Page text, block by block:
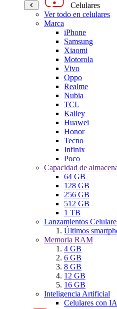
Celulares
Ver todo en celulares
Marca
iPhone
Samsung
Xiaomi
Motorola
Vivo
Oppo
Realme
Nubia
TCL
Kalley
Huawei
Honor
Tecno
Infinix
Poco
Capacidad de
64 GB
128 GB
256 GB
512 GB
1 TB
Lanzamientos
Últimos
Memoria RAM
4 GB
6 GB
8 GB
12 GB
16 GB
Inteligencia Artificial
Celulares con IA